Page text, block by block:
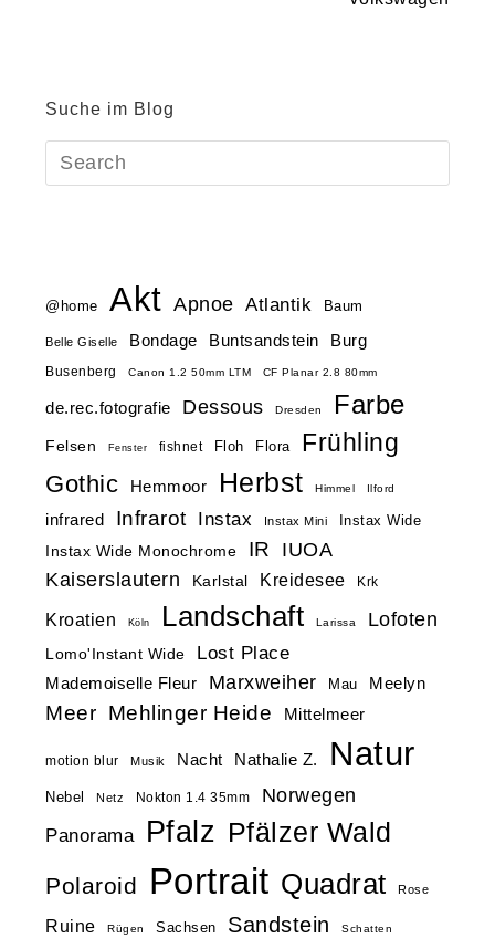
Suche im Blog
@home Akt Apnoe Atlantik Baum
Belle Giselle Bondage Buntsandstein Burg
Busenberg Canon 1.2 50mm LTM CF Planar 2.8 80mm
de.rec.fotografie Dessous Dresden Farbe
Felsen Fenster fishnet Floh Flora Frühling
Gothic Hemmoor Herbst Himmel Ilford
infrared Infrarot Instax Instax Mini
Instax Wide
Instax Wide Monochrome
IR
IUOA
Kaiserslautern
Karlstal Kreidesee Krk
Kroatien Köln Landschaft Larissa Lofoten
Lomo'Instant Wide Lost Place
Mademoiselle Fleur Marxweiher Mau Meelyn
Meer Mehlinger Heide Mittelmeer
motion blur Musik Nacht Nathalie Z. Natur
Nebel Netz Nokton 1.4 35mm Norwegen
Panorama Pfalz Pfälzer Wald
Polaroid Portrait Quadrat Rose
Ruine Rügen Sachsen Sandstein Schatten